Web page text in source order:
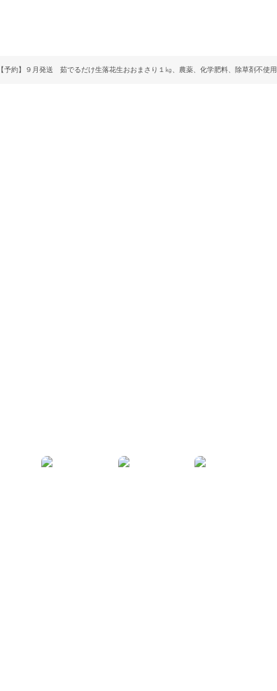
【予約】９月発送 茹でるだけ生落花生おおまさり１㎏、農薬、化学肥料、除草剤不使用